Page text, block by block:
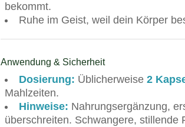
bekommt.
Ruhe im Geist, weil dein Körper
Anwendung & Sicherheit
Dosierung: Üblicherweise2
Mahlzeiten.
Hinweise: Nahrungsergänzung,
überschreiten. Schwangere, stillende